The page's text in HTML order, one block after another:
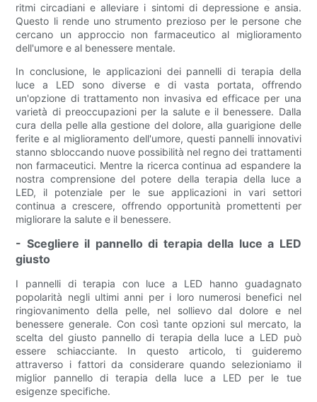
ritmi circadiani e alleviare i sintomi di depressione e ansia.
Questo li rende uno strumento prezioso per le persone che
cercano un approccio non farmaceutico al miglioramento
dell'umore e al benessere mentale.
In conclusione, le applicazioni dei pannelli di terapia della
luce a LED sono diverse e di vasta portata, offrendo
un'opzione di trattamento non invasiva ed efficace per una
varietà di preoccupazioni per la salute e il benessere. Dalla
cura della pelle alla gestione del dolore, alla guarigione delle
ferite e al miglioramento dell'umore, questi pannelli innovativi
stanno sbloccando nuove possibilità nel regno dei trattamenti
non farmaceutici. Mentre la ricerca continua ad espandere la
nostra comprensione del potere della terapia della luce a
LED, il potenziale per le sue applicazioni in vari settori
continua a crescere, offrendo opportunità promettenti per
migliorare la salute e il benessere.
- Scegliere il pannello di terapia della luce a LED
giusto
I pannelli di terapia con luce a LED hanno guadagnato
popolarità negli ultimi anni per i loro numerosi benefici nel
ringiovanimento della pelle, nel sollievo dal dolore e nel
benessere generale. Con così tante opzioni sul mercato, la
scelta del giusto pannello di terapia della luce a LED può
essere schiacciante. In questo articolo, ti guideremo
attraverso i fattori da considerare quando selezioniamo il
miglior pannello di terapia della luce a LED per le tue
esigenze specifiche.